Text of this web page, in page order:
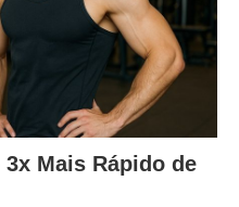
Mais Rápido de